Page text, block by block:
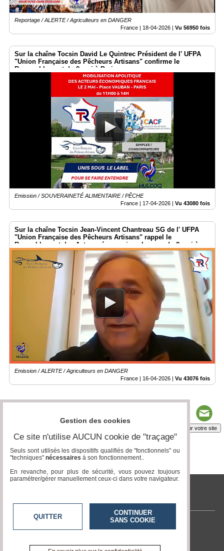
Reportage / ALERTE / Agriculteurs en DANGER
France | 18-04-2026 Vu 56950 fois
Sur la chaîne Tocsin David Le Quintrec Président de l' UFPA
"Union Française des Pêcheurs Artisans" confirme le
Rassemblement du 2 mai à Paris
Emission / SOUVERAINETÉ ALIMENTAIRE / PÊCHE
France | 17-04-2026 | Vu 43080 fois
Sur la chaîne Tocsin Jean-Vincent Chantreau SG de l' UFPA
"Union Française des Pêcheurs Artisans" rappel le
Rasemblement des Acteurs économique Locaux du 2 mai à
Paris
Emission / ALERTE / Agriculteurs en DANGER
France | 16-04-2026 | Vu 43076 fois
Insérez sur votre site
tvlocale.fr
Contactez-nous
Gestion des cookies
Ce site n'utilise AUCUN cookie de "traçage"
Seuls sont utilisés les dispositifs qualifiés de "fonctionnels" ou
"techniques" nécessaires à son fonctionnement..
En revanche, pour plus de sécurité, vous pouvez toujours
paramétrer/gérer manuellement ceux-ci dans votre navigateur.
QUITTER
CONTINUER
SANS COOKIE